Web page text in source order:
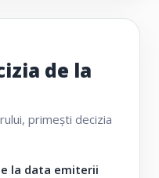
de la
primești decizia
la data emiterii